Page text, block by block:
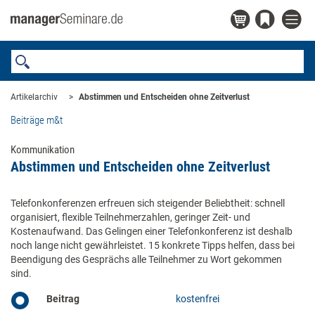
Artikelarchiv Abstimmen und Entscheiden ohne Zeitverlust
Beiträge m&t
Kommunikation
Abstimmen und Entscheiden ohne Zeitverlust
Telefonkonferenzen erfreuen sich steigender Beliebtheit: schnell
organisiert, flexible Teilnehmerzahlen, geringer Zeit- und
Kostenaufwand. Das Gelingen einer Telefonkonferenz ist deshalb
noch lange nicht gewährleistet. 15 konkrete Tipps helfen, dass bei
Beendigung des Gesprächs alle Teilnehmer zu Wort gekommen
sind.
Beitrag kostenfrei